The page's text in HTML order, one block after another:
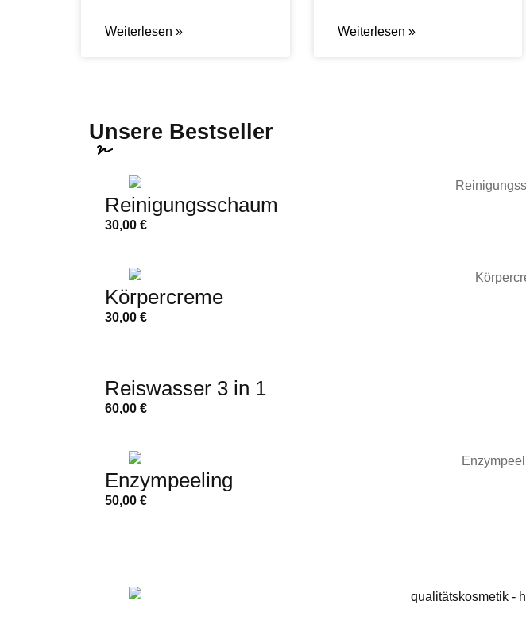
Weiterlesen » Weiterlesen »
Unsere Bestseller
Reinigungsschaum
30,00 €
Körpercreme
30,00 €
Reiswasser 3 in 1
60,00 €
Enzympeeling
50,00 €